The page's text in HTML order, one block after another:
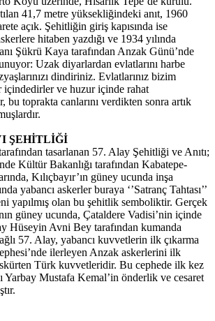
41,7 metre yüksekliğindeki anıt, 1960
açık. Şehitliğin giriş kapısında ise
hitaben yazdığı ve 1934 yılında
Şükrü Kaya tarafından Anzak Günü’nde
Uzak diyarlardan evlatlarını harbe
dindiriniz. Evlatlarınız bizim
içindedirler ve huzur içinde rahat
bu toprakta canlarını verdikten sonra artık
ŞEHİTLİĞİ
tasarlanan 57. Alay Şehitliği ve Anıtı;
Kültür Bakanlığı tarafından Kabatepe-
Kılıçbayır’ın güney ucunda inşa
yabancı askerler buraya ‘’Satranç Tahtası’’
yapılmış olan bu şehitlik semboliktir. Gerçek
güney ucunda, Çataldere Vadisi’nin içinde
Hüseyin Avni Bey tarafından kumanda
57. Alay, yabancı kuvvetlerin ilk çıkarma
ilerleyen Anzak askerlerini ilk
Türk kuvvetleridir. Bu cephede ilk kez
Yarbay Mustafa Kemal’in önderlik ve cesaret